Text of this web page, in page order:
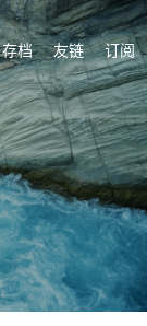
存档 友链 订阅